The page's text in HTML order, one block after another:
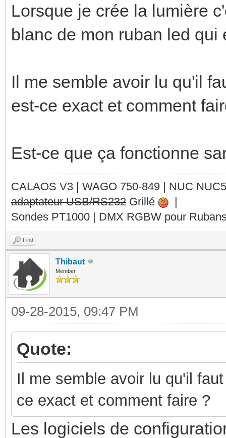
Lorsque je crée la lumière
blanc de mon ruban led qui
Il me semble avoir lu qu'il
est-ce exact et comment
Est-ce que ça fonctionne
CALAOS V3 | WAGO 750-849 | NUC
adaptateur USB/RS232 Grillé
|
Sondes PT1000 | DMX RGBW pour
Find
Thibaut
Member
09-28-2015, 09:47 PM
Quote:
Il me semble avoir lu qu'il
ce exact et comment faire ?
Les logiciels de